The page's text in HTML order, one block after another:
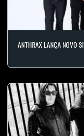
ANTHRAX LANÇA NOVO